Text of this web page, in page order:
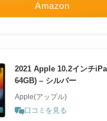
Amazon
2021 Apple 10.2インチ
64GB) – シルバー
Apple(アップル)
口コミを見る